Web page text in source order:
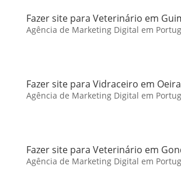
Fazer site para Veterinário em
Agência de Marketing Digital em
Fazer site para Vidraceiro em
Agência de Marketing Digital em
Fazer site para Veterinário em
Agência de Marketing Digital em